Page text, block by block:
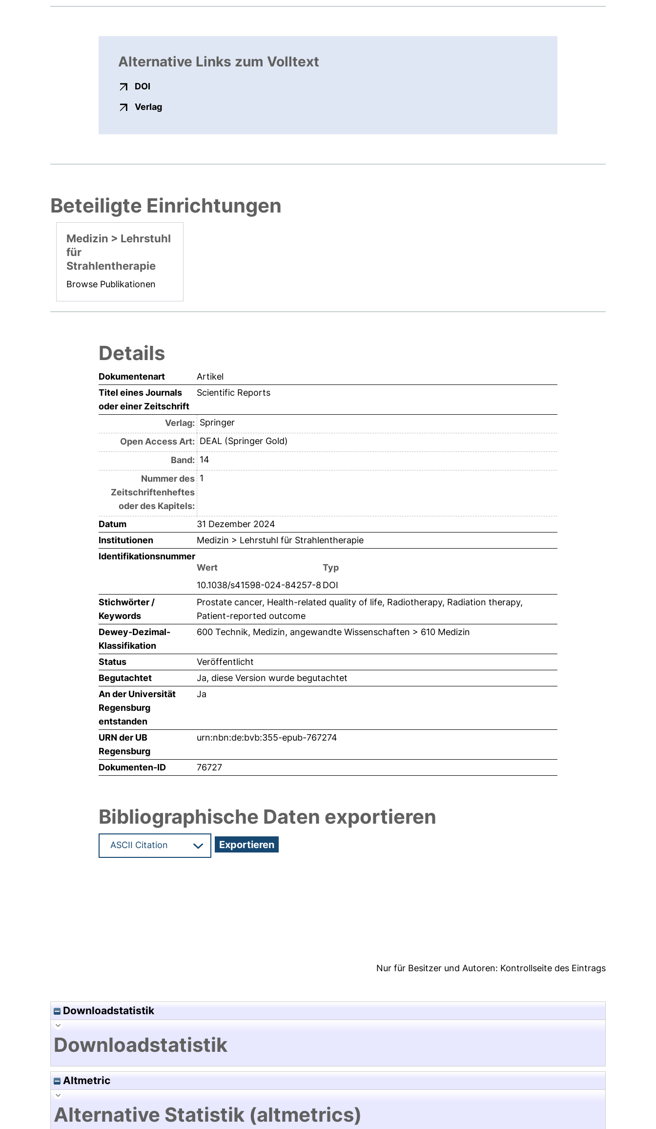
Alternative Links zum Volltext
DOI
Verlagexterner Link, öffnet neues Fenster
Beteiligte Einrichtungen
Medizin > Lehrstuhl
für
Strahlentherapie
Browse Publikationen
Details
Dokumentenart
Artikel
Titel eines Journals
oder einer Zeitschrift
Scientific Reports
Verlag: Springer
Open Access Art: DEAL (Springer Gold)
Band: 14
Nummer des
Zeitschriftenheftes
oder des Kapitels:
1
Datum
31 Dezember 2024
Institutionen
Medizin > Lehrstuhl für Strahlentherapie
Identifikationsnummer
Wert
Typ
10.1038/s41598-024-84257-8 DOI
Stichwörter /
Keywords
Prostate cancer, Health-related quality of life, Radiotherapy, Radiation therapy,
Patient-reported outcome
Dewey-Dezimal-
Klassifikation
600 Technik, Medizin, angewandte Wissenschaften > 610 Medizin
Status
Veröffentlicht
Begutachtet
Ja, diese Version wurde begutachtet
An der Universität
Regensburg
entstanden
Ja
URN der UB
Regensburg
urn:nbn:de:bvb:355-epub-767274
Dokumenten-ID 76727
Bibliographische Daten exportieren
Nur für Besitzer und Autoren: Kontrollseite des Eintrags
Downloadstatistik
Downloadstatistik
Altmetric
Alternative Statistik (altmetrics)